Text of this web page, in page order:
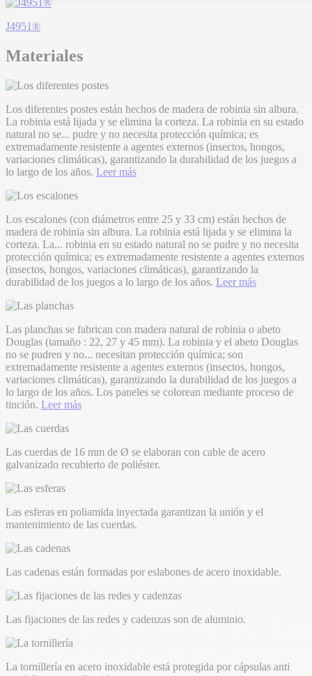
J4951®
Materiales
Los diferentes postes están hechos de madera de robinia sin albura.
La robinia está lijada y se elimina la corteza. La robinia en su estado
natural no se... pudre y no necesita protección química; es
extremadamente resistente a agentes externos (insectos, hongos,
variaciones climáticas), garantizando la durabilidad de los juegos a
lo largo de los años. Leer más
Los escalones (con diámetros entre 25 y 33 cm) están hechos de
madera de robinia sin albura. La robinia está lijada y se elimina la
corteza. La... robinia en su estado natural no se pudre y no necesita
protección química; es extremadamente resistente a agentes externos
(insectos, hongos, variaciones climáticas), garantizando la
durabilidad de los juegos a lo largo de los años. Leer más
Las planchas se fabrican con madera natural de robinia o abeto
Douglas (tamaño : 22, 27 y 45 mm). La robinia y el abeto Douglas
no se pudren y no... necesitan protección química; son
extremadamente resistente a agentes externos (insectos, hongos,
variaciones climáticas), garantizando la durabilidad de los juegos a
lo largo de los años. Los paneles se colorean mediante proceso de
tinción. Leer más
Las cuerdas de 16 mm de Ø se elaboran con cable de acero
galvanizado recubierto de poliéster.
Las esferas en poliamida inyectada garantizan la unión y el
mantenimiento de las cuerdas.
Las cadenas están formadas por eslabones de acero inoxidable.
Las fijaciones de las redes y cadenzas son de aluminio.
La tornillería en acero inoxidable está protegida por cápsulas anti